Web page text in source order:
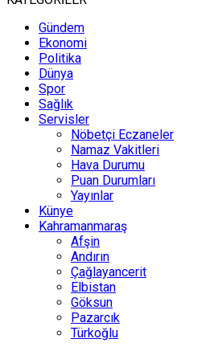
Gündem
Ekonomi
Politika
Dünya
Spor
Sağlık
Servisler
Nöbetçi Eczaneler
Namaz Vakitleri
Hava Durumu
Puan Durumları
Yayınlar
Künye
Kahramanmaraş
Afşin
Andırın
Çağlayancerit
Elbistan
Göksun
Pazarcık
Türkoğlu